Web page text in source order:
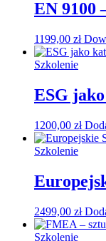
EN 9100
1199,00 zł
Szkolenie
ESG
1200,00 zł
Szkolenie
2499,00 zł
Szkolenie